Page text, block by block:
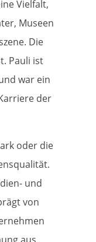
Vielfalt,
Museen
Die
Pauli ist
war ein
der
oder die
und
von